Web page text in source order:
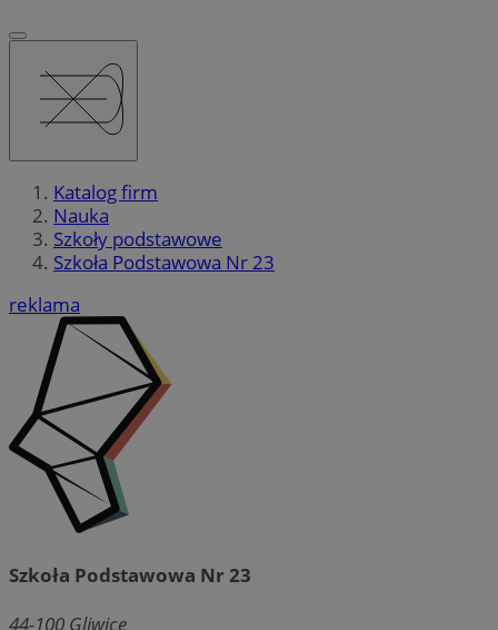
Katalog firm
Nauka
Szkoły podstawowe
Szkoła Podstawowa Nr 23
reklama
Szkoła Podstawowa Nr 23
44-100 Gliwice